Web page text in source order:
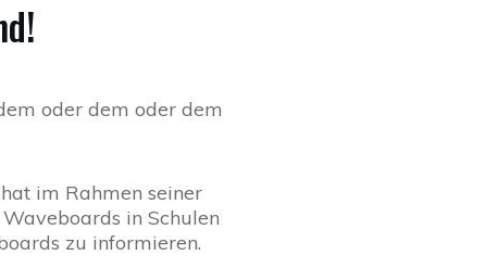
oder dem oder dem
im Rahmen seiner
in Schulen
zu informieren.